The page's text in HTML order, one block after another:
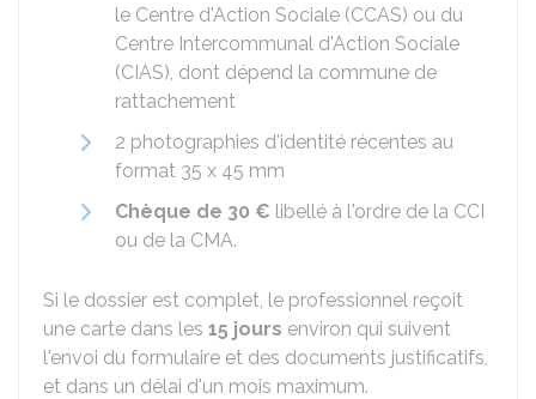
le Centre d'Action Sociale (CCAS) ou du
Centre Intercommunal d'Action Sociale
(CIAS), dont dépend la commune de
rattachement
2 photographies d'identité récentes au
format 35 x 45 mm
Chèque de 30 € libellé à l'ordre de la CCI
ou de la CMA.
Si le dossier est complet, le professionnel reçoit
une carte dans les 15 jours environ qui suivent
l'envoi du formulaire et des documents justificatifs,
et dans un délai d'un mois maximum.